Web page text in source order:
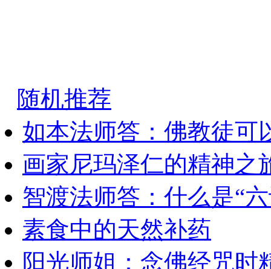
随机推荐
如本法师答：佛教徒可
画家尼玛泽仁的精神之
智渡法师答：什么是“
素食中的天然补药
阳光师姐：念佛经咒时